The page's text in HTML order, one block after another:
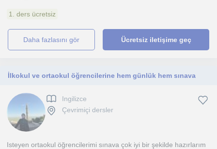
1. ders ücretsiz
daha fazlasını gör Ücretsiz iletişime geç
İlkokul ve ortaokul öğrencilerine hem günlük hem sınava
Ingilizce
Çevrimiçi dersler
Isteyen ortaokul öğrencilerimi sınava çok iyi bir şekilde hazırlarım